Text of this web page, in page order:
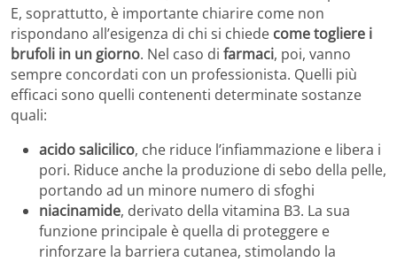
E, soprattutto, è importante chiarire come non
rispondano all’esigenza di chi si chiede come togliere i
brufoli in un giorno. Nel caso di farmaci, poi, vanno
sempre concordati con un professionista. Quelli più
efficaci sono quelli contenenti determinate sostanze
quali:
acido salicilico, che riduce l’infiammazione e libera i
pori. Riduce anche la produzione di sebo della pelle,
portando ad un minore numero di sfoghi
niacinamide, derivato della vitamina B3. La sua
funzione principale è quella di proteggere e
rinforzare la barriera cutanea, stimolando la